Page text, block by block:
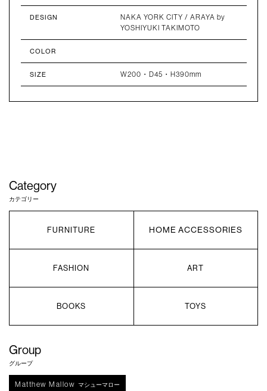
DESIGN
NAKA YORK CITY / ARAYA by
YOSHIYUKI TAKIMOTO
COLOR
SIZE W200・D45・H390mm
Category
カテゴリー
FURNITURE HOME ACCESSORIES
FASHION ART
BOOKS TOYS
Group
グループ
Matthew Mallow マシューマロー